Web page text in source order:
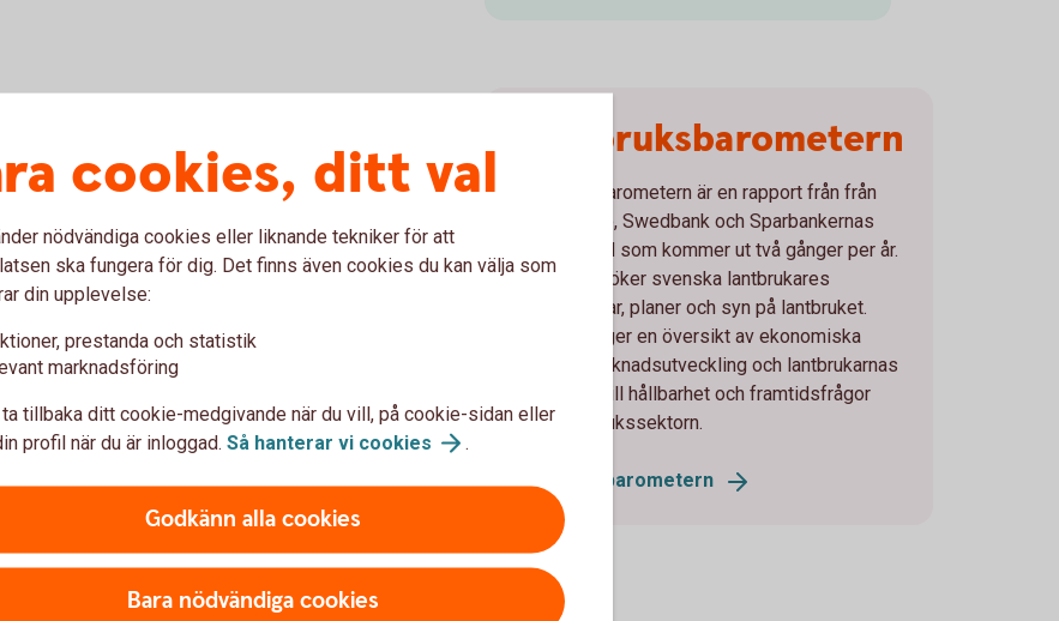
lantbruk
krävs av dig, både tidsmässigt och
- undvik glädjekalkyler, som att överskatta
såsom nya odlingstekniker till
branschdagar och studiebesök kan hjälpa
ställning på marknaden.
över hur företagets affärsmodell ska
En bra start är att värdera
i fokus
Lantbruksbarometern
Lantbruksbarometern är en rapport från från
Ludvig & Co, Swedbank och Sparbankernas
Riksförbund som kommer ut två gånger per år.
Den undersöker svenska lantbrukares
förväntningar, planer och syn på lantbruket.
Rapporten ger en översikt av ekonomiska
trender, marknadsutveckling och lantbrukarnas
inställning till hållbarhet och framtidsfrågor
inom lantbrukssektorn.
Lantbruksbarometern
cookies, ditt val
nödvändiga cookies eller liknande tekniker för att
ska fungera för dig. Det finns även cookies du kan välja som
din upplevelse:
prestanda och statistik
marknadsföring
ta tillbaka ditt cookie-medgivande när du vill, på cookie-sidan eller
profil när du är inloggad. Så hanterar vi cookies .
Godkänn alla cookies
Bara nödvändiga cookies